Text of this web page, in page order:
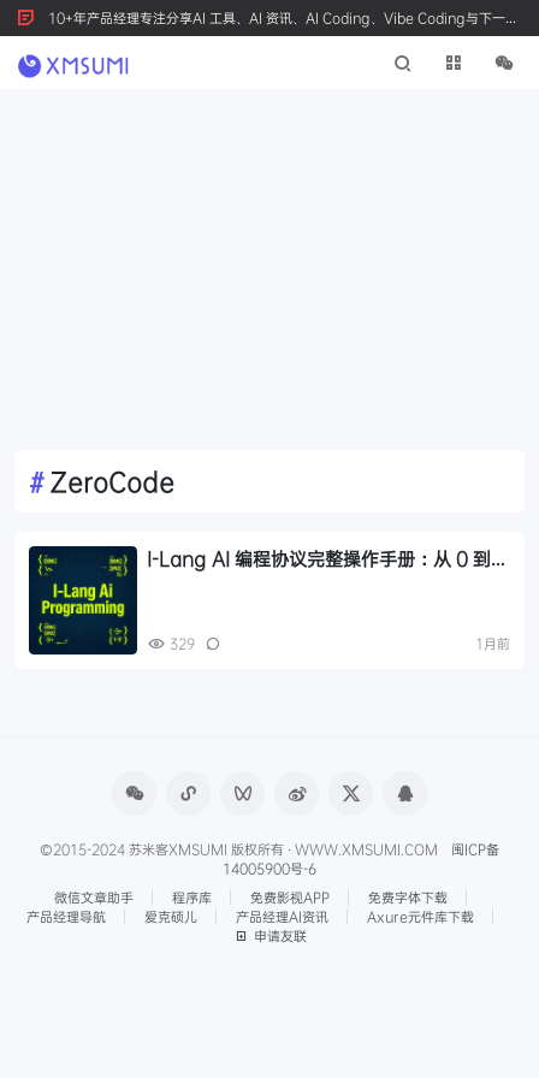
10+年产品经理专注分享AI 工具、AI 资讯、AI Coding、Vibe Coding与下一代
产品创新，按 Ctrl+D 收藏我们
# ZeroCode
I-Lang AI 编程协议完整操作手册：从 0 到上
329 1月前
©2015-2024 苏米客XMSUMI 版权所有 · WWW.XMSUMI.COM 闽ICP备
14005900号-6
微信文章助手
程序库 免费影视APP
免费字体下载
产品经理导航
爱克硕儿 产品经理AI资讯
Axure元件库下载
申请友联